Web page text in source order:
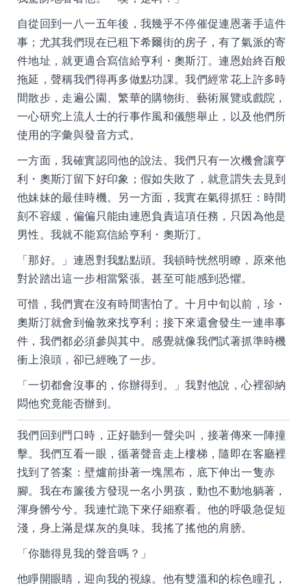
自從回到一八一五年後，我幾乎不停催促連恩著手這件
事；尤其我們現在已租下希爾街的房子，有了氣派的寄
件地址，就更適合寫信給亨利・奧斯汀。連恩始終百般
拖延，聲稱我們得再多做點功課。我們經常花上許多時
間散步，走遍公園、繁華的購物街、藝術展覽或戲院，
一心研究上流人士的行事作風和儀態舉止，以及他們所
使用的字彙與發音方式。
一方面，我確實認同他的說法。我們只有一次機會讓亨
利・奧斯汀留下好印象；假如失敗了，就意謂失去見到
他妹妹的最佳時機。另一方面，我實在氣得抓狂：時間
刻不容緩，偏偏只能由連恩負責這項任務，只因為他是
男性。我就不能寫信給亨利・奧斯汀。
「那好。」連恩對我點點頭。我頓時恍然明瞭，原來他
對於踏出這一步相當緊張。甚至可能感到恐懼。
可惜，我們實在沒有時間害怕了。十月中旬以前，珍・
奧斯汀就會到倫敦來找亨利；接下來還會發生一連串事
件，我們都必須參與其中。感覺就像我們試著抓準時機
衝上浪頭，卻已經晚了一步。
「一切都會沒事的，你辦得到。」我對他說，心裡卻納
悶他究竟能否辦到。
我們回到門口時，正好聽到一聲尖叫，接著傳來一陣撞
擊。我們互看一眼，循著聲音走上樓梯，隨即在客廳裡
找到了答案：壁爐前掛著一塊黑布，底下伸出一隻赤
腳。我在布簾後方發現一名小男孩，動也不動地躺著，
渾身髒兮兮。我連忙跪下來仔細察看。他的呼吸急促短
淺，身上滿是煤灰的臭味。我搖了搖他的肩膀。
「你聽得見我的聲音嗎？」
他睜開眼睛，迎向我的視線。他有雙溫和的棕色瞳孔，